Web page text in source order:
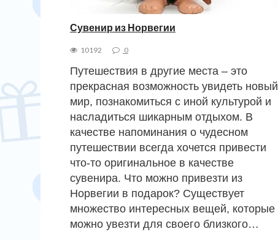
Сувенир из Норвегии
10192 0
Путешествия в другие места – это
прекрасная возможность увидеть новый
мир, познакомиться с иной культурой и
насладиться шикарным отдыхом. В
качестве напоминания о чудесном
путешествии всегда хочется привести
что-то оригинальное в качестве
сувенира. Что можно привезти из
Норвегии в подарок? Существует
множество интересных вещей, которые
можно увезти для своего близкого…